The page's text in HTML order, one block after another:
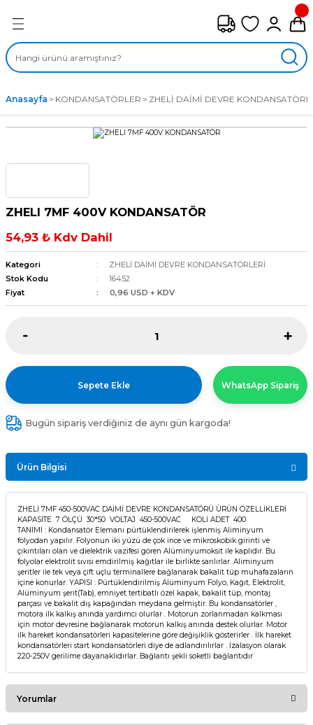
ÇEŞİTLERİ
FANLAR
FANLAR
Anasayfa KONDANSATÖRLER ZHELİ DAİMİ DEVRE
ZHELI 7MF 400V KONDANSATÖR
54,93 ₺ Kdv Dahil
Kategori
ZHELİ DAİMİ DEVRE KONDANSATÖRLERİ
Stok Kodu
16452
Fiyat
0,96 USD + KDV
Sepete Ekle WhatsApp Sipariş
Bugün sipariş verdiğiniz de aynı gün kargoda!
Ürün Bilgisi
ZHELİ 7MF 450-500VAC DAİMİ DEVRE KONDANSATÖRÜ ÜRÜN ÖZELLİKLERİ
KAPASİTE 7 ÖLÇÜ 30*50 VOLTAJ 450-500VAC KOLİ ADET 400
TANIMI : Kondansatör Elemanı pürtüklendirilerek işlenmiş Aliminyum
folyodan yapılır. Folyonun iki yüzü de çok ince ve mikroskobik girinti ve
çıkıntıları olan ve dielektrik vazifesi gören Alüminyumoksit ile kaplıdır. Bu
folyolar elektrolit sıvısı emdirilmiş kağıtlar ile birlikte sarılırlar. Aliminyum
şeritler ile tek veya çift uçlu terminallere bağlanarak bakalit tüp muhafazaların
içine konurlar. YAPISI : Pürtüklendirilmiş Alüminyum Folyo, Kağıt, Elektrolit,
Alüminyum şerit(Tab), emniyet tertibatlı özel kapak, bakalit tüp, montaj
parçası ve bakalit dış kapağından meydana gelmiştir. Bu kondansatörler ,
motora ilk kalkış anında yardımcı olurlar . Motorun zorlanmadan kalkması
için motor devresine bağlanarak motorun kalkış anında destek olurlar. Motor
ilk hareket kondansatörleri kapasitelerine göre değişiklik gösterirler . İlk hareket
kondansatörleri start kondansatörleri diye de adlandırılırlar . İzalasyon olarak
220-250V gerilime dayanaklıdırlar. Bağlantı şekli soketli bağlantıdır
Yorumlar